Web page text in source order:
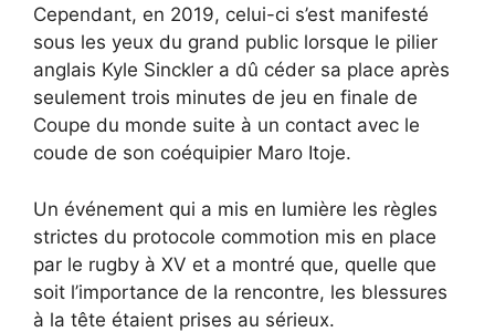
Cependant, en 2019, celui-ci s’est manifesté
sous les yeux du grand public lorsque le pilier
anglais Kyle Sinckler a dû céder sa place après
seulement trois minutes de jeu en finale de
Coupe du monde suite à un contact avec le
coude de son coéquipier Maro Itoje.
Un événement qui a mis en lumière les règles
strictes du protocole commotion mis en place
par le rugby à XV et a montré que, quelle que
soit l’importance de la rencontre, les blessures
à la tête étaient prises au sérieux.